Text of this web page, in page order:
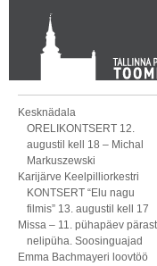
Toom-Kooli 6, 10130
tallinna.toom
+372 644 4140
Kesknädala
ORELIKONTSERT 12.
augustil kell 18 – Michal
Markuszewski
Karijärve Keelpilliorkestri
KONTSERT “Elu nagu
filmis” 13. augustil kell 17
Missa – 11. pühapäev pärast
nelipüha. Soosinguajad
Emma Bachmayeri loovtöö